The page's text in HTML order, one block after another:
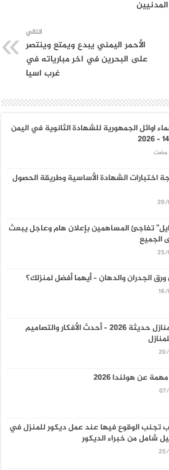
التالي
الأحمر اليمني يبدع ويمتع وينتصر
على البحرين في اخر مبارياته في
غرب اسيا
اوائل الجمهورية للشهادة الثانوية في اليمن
اختبارات الشهادة الأساسية وطريقة الحصول
تفاجئ المساهمين بإعلان هام وعاجل يبعث
الجميع
الجدران والدهان – أيهما أفضل لمنزلك؟
ديكورات منازل حديثة 2026 – أحدث الأفكار والتصاميم
عن هولندا 2026
تجنب الوقوع فيها عند عمل ديكور للمنزل في